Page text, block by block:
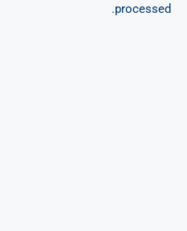
processed
.